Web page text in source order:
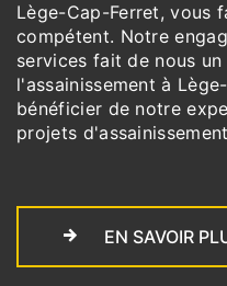
Lège-Cap-Ferret, vous
compétent. Notre
services fait de nous
l'assainissement à
bénéficier de notre
projets
EN SAVOIR